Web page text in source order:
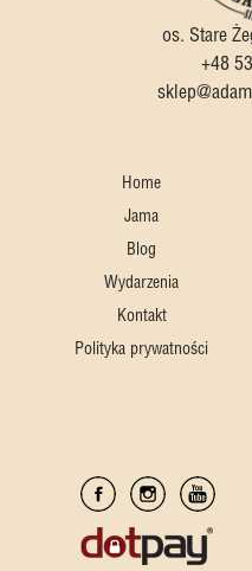
os. Stare
+48
Home
Jama
Blog
Wydarzenia
Kontakt
Polityka prywatności